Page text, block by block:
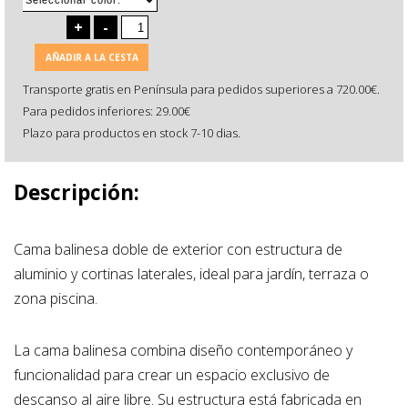
+ -
AÑADIR A LA CESTA
Transporte gratis en Península para pedidos superiores a 720.00€.
Para pedidos inferiores: 29.00€
Plazo para productos en stock 7-10 dias.
Descripción:
Cama balinesa doble de exterior con estructura de
aluminio y cortinas laterales, ideal para jardín, terraza o
zona piscina.
La cama balinesa combina diseño contemporáneo y
funcionalidad para crear un espacio exclusivo de
descanso al aire libre. Su estructura está fabricada en